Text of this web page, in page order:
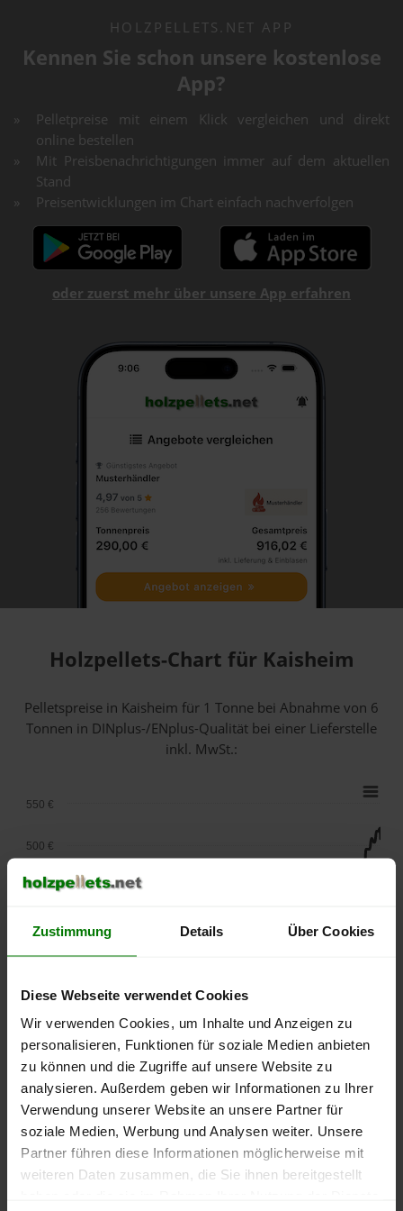
Zustimmung Details Über Cookies
Diese Webseite verwendet Cookies
Wir verwenden Cookies, um Inhalte und Anzeigen zu
personalisieren, Funktionen für soziale Medien anbieten
zu können und die Zugriffe auf unsere Website zu
analysieren. Außerdem geben wir Informationen zu Ihrer
Verwendung unserer Website an unsere Partner für
soziale Medien, Werbung und Analysen weiter. Unsere
Partner führen diese Informationen möglicherweise mit
weiteren Daten zusammen, die Sie ihnen bereitgestellt
HOLZPELLETS.NET APP
Kennen Sie schon unsere kostenlose
App?
Pelletpreise mit einem Klick vergleichen und direkt
online bestellen
Mit Preisbenachrichtigungen immer auf dem aktuellen
Stand
Preisentwicklungen im Chart einfach nachverfolgen
oder zuerst mehr über unsere App erfahren
Holzpellets-Chart für Kaisheim
Pelletspreise in Kaisheim für 1 Tonne bei Abnahmevon 6
Tonnen in DINplus-/ENplus-Qualität bei einer Lieferstelle
inkl. MwSt.:
lose Ware Sackware
September
Januar
Mai
250 €
400 €
450 €
500 €
550 €
Die aktuelle Preisentwicklung für Holzpellets in Deutschland
können Sie jederzeit auf unsererPelletspreise-Seite
nachvollziehen.